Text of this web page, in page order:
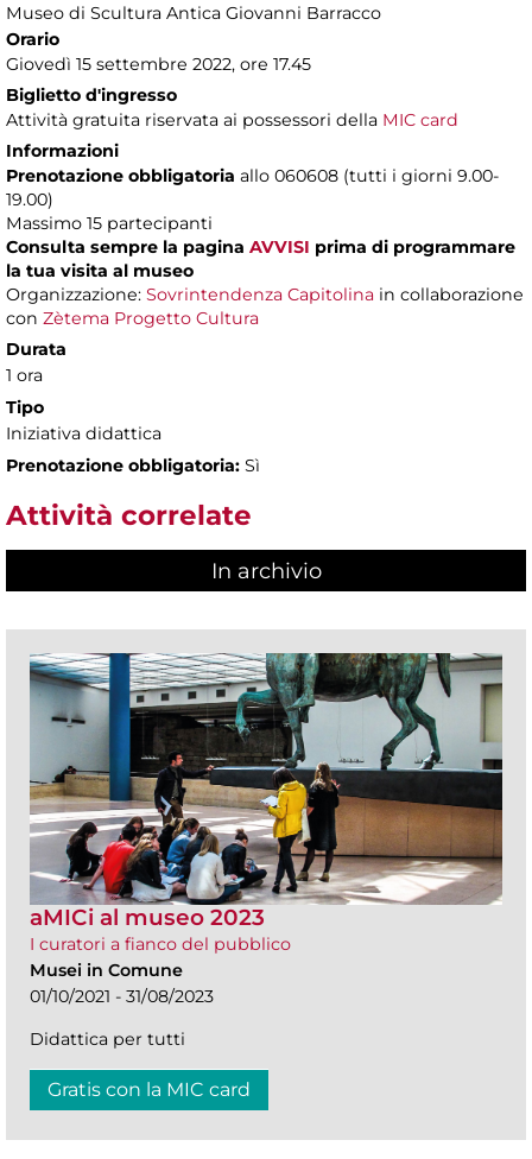
Museo di Scultura Antica Giovanni Barracco
Orario
Giovedì 15 settembre 2022, ore 17.45
Biglietto d'ingresso
Attività gratuita riservata ai possessori della MIC card
Informazioni
Prenotazione obbligatoria allo 060608 (tutti i giorni 9.00-
19.00)
Massimo 15 partecipanti
Consulta sempre la pagina AVVISI prima di programmare
la tua visita al museo
Organizzazione: Sovrintendenza Capitolina in collaborazione
con Zètema Progetto Cultura
Durata
1 ora
Tipo
Iniziativa didattica
Prenotazione obbligatoria: Sì
Attività correlate
In archivio
aMICi al museo 2023
I curatori a fianco del pubblico
Musei in Comune
01/10/2021 - 31/08/2023
Didattica per tutti
Gratis con la MIC card